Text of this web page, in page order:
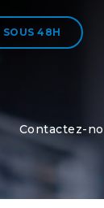
SOUS 48H
Contactez-